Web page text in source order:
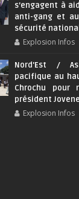
s’engagent à
anti-gang et
sécurité
Explosion Infos
Nord'Est /
pacifique au
Chrochu pour
président
Explosion Infos